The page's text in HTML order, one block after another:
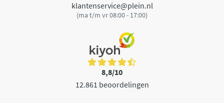
klantenservice@plein.nl
(ma t/m vr 08:00 - 17:00)
8,8/10
12.861 beoordelingen